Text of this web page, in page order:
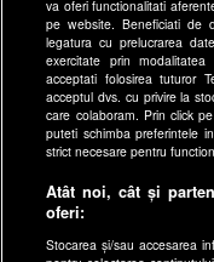
va oferi functionalitati
pe website. Beneficiati de
legatura cu prelucrarea
exercitate prin
acceptati folosirea tuturor
acceptul dvs. cu privire la
care colaboram. Prin click
puteti schimba preferintele
strict necesare pentru
Atât noi, cât și
oferi:
Stocarea și/sau accesarea